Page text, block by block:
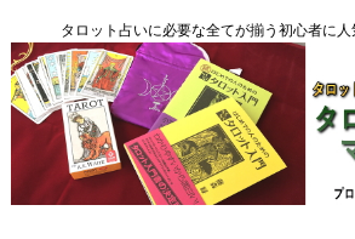
タロット占いに必要な全てが揃う初心者に人